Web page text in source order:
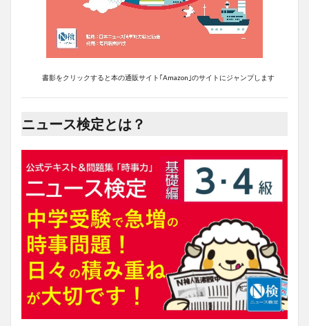
書影をクリックすると本の通販サイト｢Amazon｣のサイトにジャンプします
ニュース検定とは？